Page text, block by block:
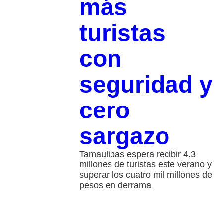
más
turistas
con
seguridad y
cero
sargazo
Tamaulipas espera recibir 4.3
millones de turistas este verano y
superar los cuatro mil millones de
pesos en derrama